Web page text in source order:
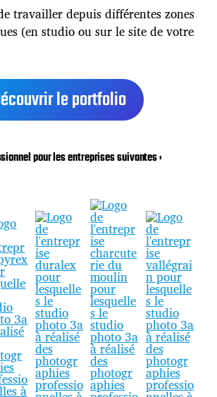
travailler depuis différentes zones
(en studio ou sur le site de votre
le portfolio
pour les entreprises suivantes :